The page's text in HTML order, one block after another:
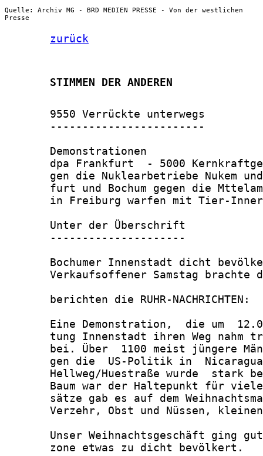
Quelle: Archiv MG - BRD MEDIEN PRESSE - Von der westlichen
Presse
zurück
       STIMMEN DER ANDEREN
       9550 Verrückte unterwegs
       ------------------------
       Demonstrationen
dpa Frankfurt  - 5000
gen die Nuklearbetriebe Nukem
furt und Bochum gegen die
in Freiburg warfen mit Tier-
       Unter der Überschrift
       ---------------------
Bochumer Innenstadt dicht
Verkaufsoffener Samstag brachte
       berichten die RUHR-NACHRICHTEN:
Eine Demonstration,  die um
tung Innenstadt ihren Weg nahm
bei. Über  1100 meist jüngere
gen die  US-Politik in
Hellweg/Huestraße wurde  stark
Baum war der Haltepunkt für
sätze gab es auf dem
Verzehr, Obst und Nüssen,
Unser Weihnachtsgeschäft ging
       zone etwas zu dicht bevölkert.